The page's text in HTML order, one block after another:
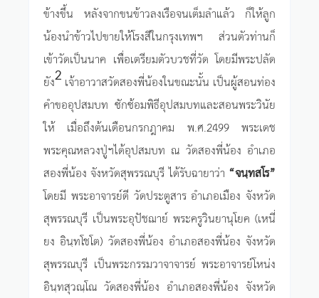
ข้างขึ้น หลังจากขนข้าวลงเรือจนเต็มลำแล้ว ก็ให้ลูก
น้องนำข้าวไปขายให้โรงสีในกรุงเทพฯ ส่วนตัวท่านก็
เข้าวัดเป็นนาค เพื่อเตรียมตัวบวชที่วัด โดยมีพระปลัด
ยัง2 เจ้าอาวาสวัดสองพี่น้องในขณะนั้น เป็นผู้สอนท่อง
คำขออุปสมบท ซักซ้อมพิธีอุปสมบทและสอนพระวินัย
ให้ เมื่อถึงต้นเดือนกรกฎาคม พ.ศ.2499 พระเดช
พระคุณหลวงปู่ฯได้อุปสมบท ณ วัดสองพี่น้อง อำเภอ
สองพี่น้อง จังหวัดสุพรรณบุรี ได้รับฉายาว่า “จนฺทสโร”
โดยมี พระอาจารย์ดี วัดประตูสาร อำเภอเมือง จังหวัด
สุพรรณบุรี เป็นพระอุปัชฌาย์ พระครูวินยานุโยค (เหนี่
ยง อินฺทโชโต) วัดสองพี่น้อง อำเภอสองพี่น้อง จังหวัด
สุพรรณบุรี เป็นพระกรรมวาจาจารย์ พระอาจารย์โหน่ง
อินฺทสุวณฺโณ วัดสองพี่น้อง อำเภอสองพี่น้อง จังหวัด